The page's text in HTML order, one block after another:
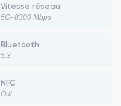
Vitesse réseau
5G- 8300 Mbps
Bluetooth
5.3
NFC
Oui